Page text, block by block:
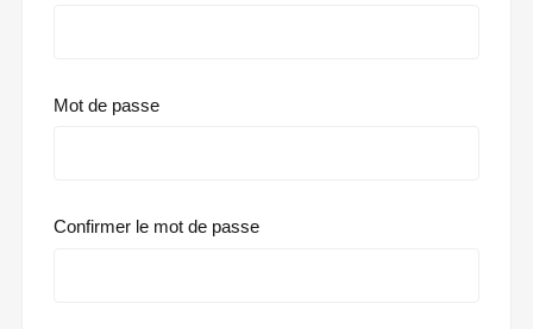
Mot de passe
Confirmer le mot de passe